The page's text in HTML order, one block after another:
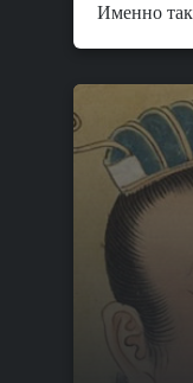
Именно так